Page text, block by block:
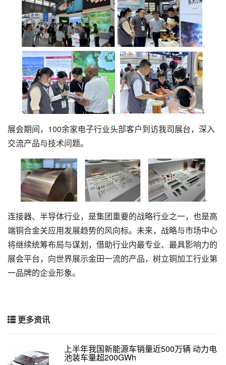
展会期间，100余家电子行业头部客户到访我司展台，深入
交流产品与技术问题。
连接器、半导体行业，是集团重要的战略行业之一，也是高
端铜合金关应用发展趋势的风向标。未来，战略与市场中心
将继续统筹布局与谋划，借助行业内最专业、最具影响力的
展会平台，向世界展示金田一流的产品，树立铜加工行业第
一品牌的企业形象。
更多资讯
上半年我国新能源车销量近500万辆 动力电
池装车量超200GWh